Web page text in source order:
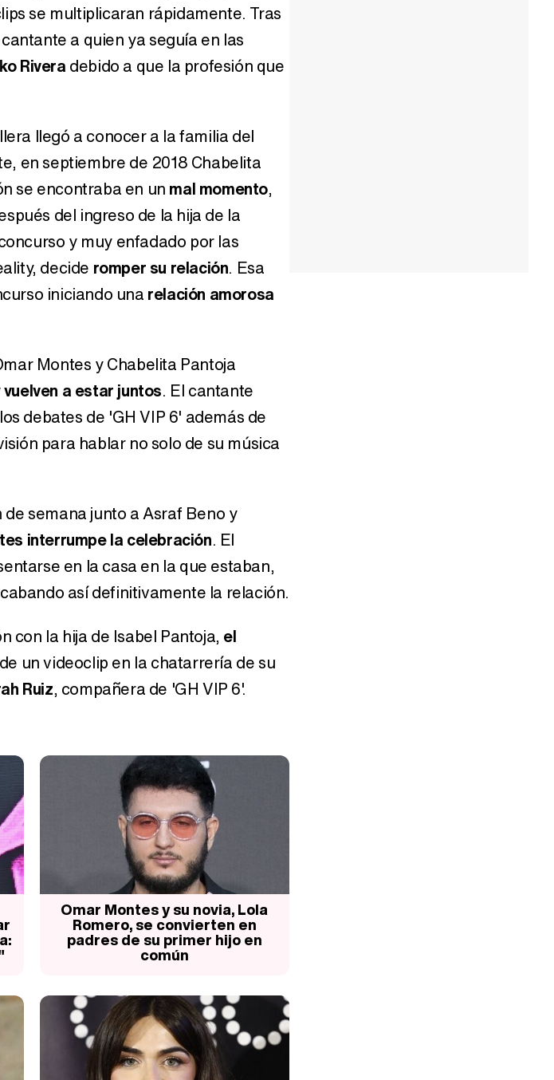
se multiplicaran rápidamente. Tras
a quien ya seguía en las
Rivera debido a que la profesión que
llegó a conocer a la familia del
en septiembre de 2018 Chabelita
se encontraba en un mal momento,
del ingreso de la hija de la
y muy enfadado por las
decide romper su relación. Esa
iniciando una relación amorosa
Montes y Chabelita Pantoja
vuelven a estar juntos. El cantante
debates de 'GH VIP 6' además de
para hablar no solo de su música
semana junto a Asraf Beno y
interrumpe la celebración. El
en la casa en la que estaban,
así definitivamente la relación.
con la hija de Isabel Pantoja, el
un videoclip en la chatarrería de su
Ruiz, compañera de 'GH VIP 6'.
Omar Montes y su novia, Lola
Romero, se convierten en
padres de su primer hijo en
común